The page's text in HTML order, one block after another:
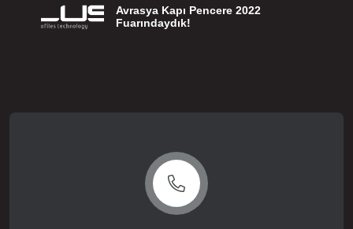
Avrasya Kapı Pencere 2022
Fuarındaydık!